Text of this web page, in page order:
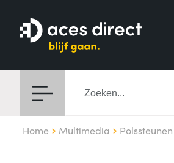
Home Multimedia Polssteunen